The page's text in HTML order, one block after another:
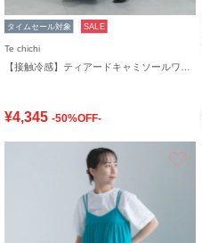
タイムセール対象 SALE
Te chichi
¥4,345 -50%OFF-